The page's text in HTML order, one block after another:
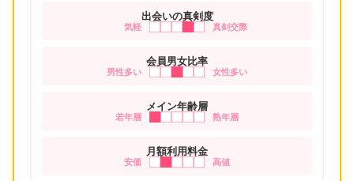
出会いの真剣度
気軽 真剣交際
会員男女比率
男性多い 女性多い
メイン年齢層
若年層 熟年層
月額利用料金
安価 高値